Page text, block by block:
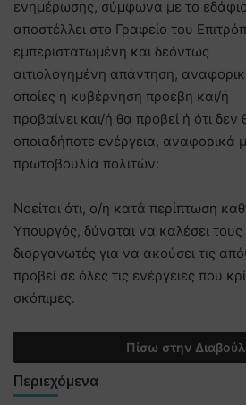
ενημέρωσης, σύμφωνα με το
αποστέλλει στο Γραφείο του
εμπεριστατωμένη και δεόντως
αιτιολογημένη απάντηση,
οποίες η κυβέρνηση προέβη και/ή
προβαίνει και/ή θα προβεί ή ότι δεν
οποιαδήποτε ενέργεια, αναφορικά
πρωτοβουλία πολιτών:
Νοείται ότι, ο/η κατά περίπτωση
Υπουργός, δύναται να καλέσει τους
διοργανωτές για να ακούσει τις
προβεί σε όλες τις ενέργειες που
σκόπιμες.
Πίσω στην
Περιεχόμενα